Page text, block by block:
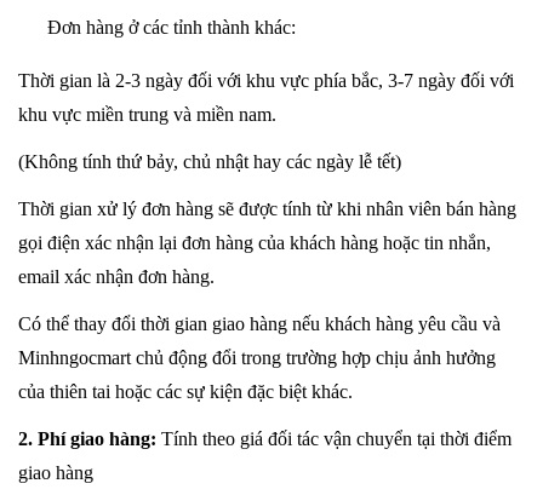
Đơn hàng ở các tỉnh thành khác:
Thời gian là 2-3 ngày đối với khu vực phía bắc, 3-7 ngày đối với
khu vực miền trung và miền nam.
(Không tính thứ bảy, chủ nhật hay các ngày lễ tết)
Thời gian xử lý đơn hàng sẽ được tính từ khi nhân viên bán hàng
gọi điện xác nhận lại đơn hàng của khách hàng hoặc tin nhắn,
email xác nhận đơn hàng.
Có thể thay đổi thời gian giao hàng nếu khách hàng yêu cầu và
Minhngocmart chủ động đổi trong trường hợp chịu ảnh hưởng
của thiên tai hoặc các sự kiện đặc biệt khác.
2. Phí giao hàng: Tính theo giá đối tác vận chuyển tại thời điểm
giao hàng